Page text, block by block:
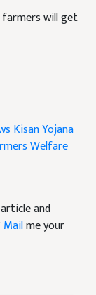
farmers will get
Kisan Yojana
Welfare
and
Mailme your